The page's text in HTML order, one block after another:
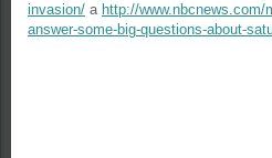
invasion/ a http://
answer-some-big-questions-about-